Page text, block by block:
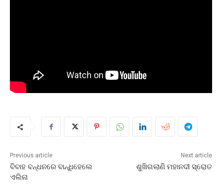
Previous article
ବିବାହ ବନ୍ଧନରେ ବାନ୍ଧିହେଲେ
ଏଲିନା
Next article
ଶୁଖିଗଲାଣି ମହାନଦୀ ସ୍ରୋତ